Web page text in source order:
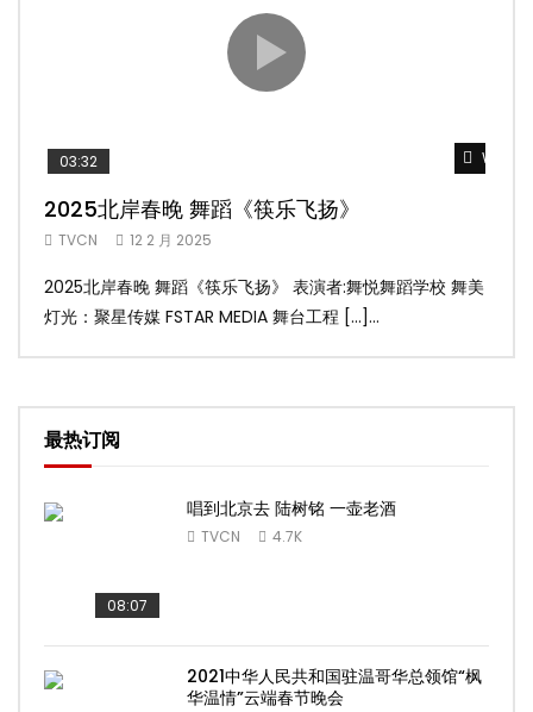
Watch
03:32
2025北岸春晚 舞蹈《筷乐飞扬》
TVCN 12 2 月 2025
2025北岸春晚 舞蹈《筷乐飞扬》 表演者:舞悦舞蹈学校 舞美
灯光：聚星传媒 FSTAR MEDIA 舞台工程 […]...
最热订阅
08:07
唱到北京去 陆树铭 一壶老酒
TVCN 4.7K
2021中华人民共和国驻温哥华总领馆“枫
华温情”云端春节晚会